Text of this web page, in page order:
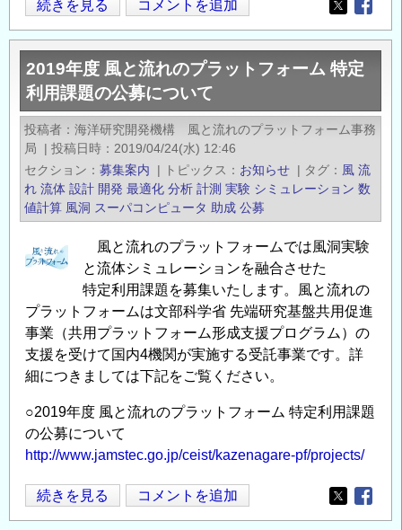
国
際
交
通
安
全
学
会
か
ら
際
ポ
ジ
ウ
ム
「社
会
経
開
発
続きを見る コメントを追加
Opens in
2019年度 風と流れのプラットフォーム 特定
利用課題の公募について
投稿者
海洋研究開発機構 風と流れのプラットフォーム事務
局
| 投稿日時
2019/04/24(水) 12:46
セクション
募集案内 | トピックス お知らせ | タグ 風 流
れ 流体 設計 開発 最適化 分析 計測 実験 シミュレーション 数
値計算 風洞 スーパコンピュータ 助成 公募
風と流れのプラットフォームでは風洞実験
と流体シミュレーションを融合させた
特定利用課題を募集いたします。風と流れの
プラットフォームは文部科学省 先端研究基盤共用促進
事業（共用プラットフォーム形成支援プログラム）の
支援を受けて国内4機関が実施する受託事業です。詳
細につきましては下記をご覧ください。
○2019年度 風と流れのプラットフォーム 特定利用課題
の公募について
http://www.jamstec.go.jp/ceist/kazenagare-pf/projects/
2019
年
続きを見る コメントを追加
Opens in